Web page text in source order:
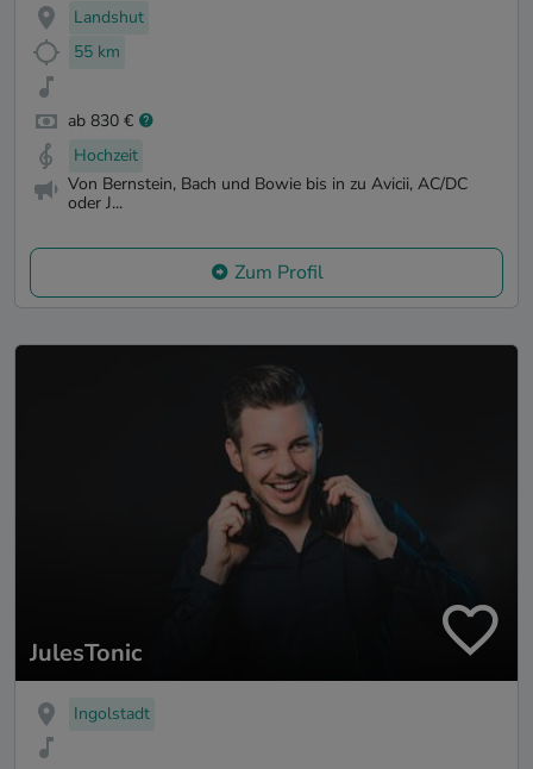
Landshut
55 km
ab 830 €
Hochzeit
Von Bernstein, Bach und Bowie bis in zu Avicii, AC/DC
oder J...
Zum Profil
JulesTonic
Ingolstadt